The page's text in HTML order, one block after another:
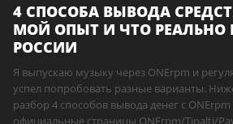
4 СПОСОБА ВЫВОДА
МОЙ ОПЫТ И ЧТО РЕАЛЬНО
РОССИИ
Я выпускаю музыку через ONErpm и
успел попробовать разные варианты.
разбор 4 способов вывода денег с
официальные страницы ONErpm/Tipalti/